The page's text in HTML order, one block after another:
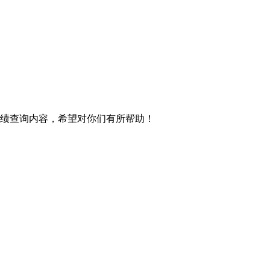
查询内容，希望对你们有所帮助！